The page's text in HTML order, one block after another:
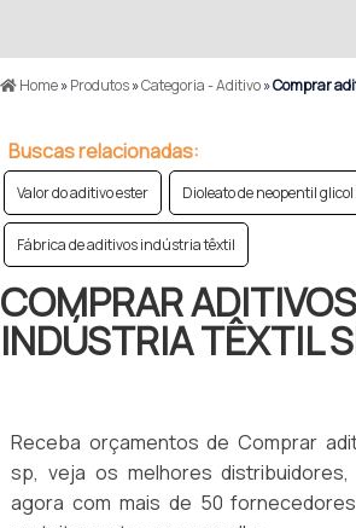
Home»Produtos»Categoria - Aditivo»Comprar
Buscas relacionadas:
Valor do aditivo ester Dioleato de neopentil glicol
Fábrica de aditivos indústria têxtil
COMPRAR ADITIVOS
INDÚSTRIA TÊXTIL
Receba orçamentos de Comprar
sp, veja os melhores
agora com mais de 50